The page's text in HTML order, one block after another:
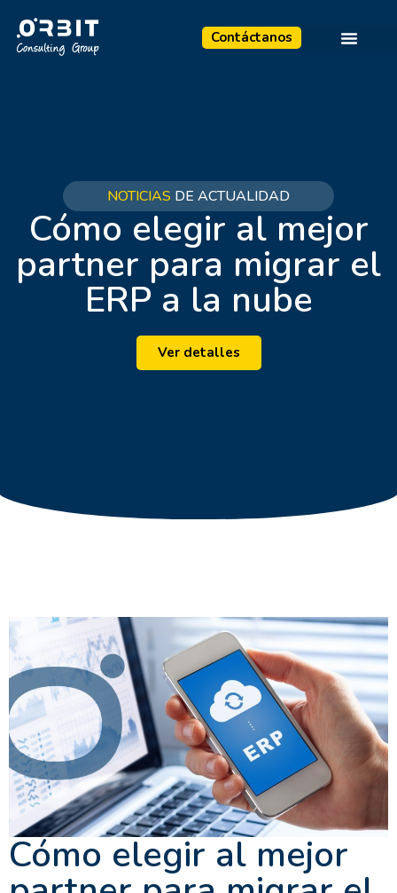
Contáctanos
NOTICIAS DE ACTUALIDAD
Cómo elegir al mejor
partner para migrar el
ERP a la nube
Ver detalles
Cómo elegir al mejor